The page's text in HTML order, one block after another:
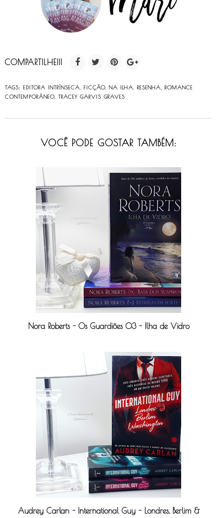
COMPARTILHE!!!
TAGS: EDITORA INTRÍNSECA FICÇÃO NA ILHA RESENHA
ROMANCE
CONTEMPORÂNEO
TRACEY GARVIS GRAVES
VOCÊ PODE GOSTAR TAMBÉM:
Nora Roberts - Os Guardiões 03 - Ilha de Vidro
Audrey Carlan - International Guy - Londres, Berlim &